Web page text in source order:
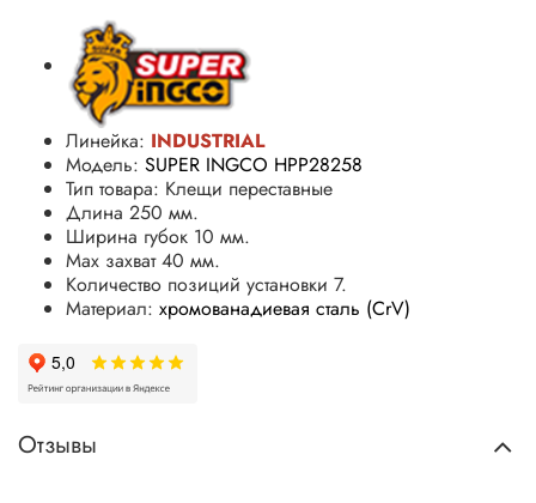
Линейка: INDUSTRIAL
Модель: SUPER INGCO HPP28258
Тип товара: Клещи переставные
Длина 250 мм.
Ширина губок 10 мм.
Мах захват 40 мм.
Количество позиций установки 7.
Материал: хромованадиевая сталь (CrV)
Отзывы